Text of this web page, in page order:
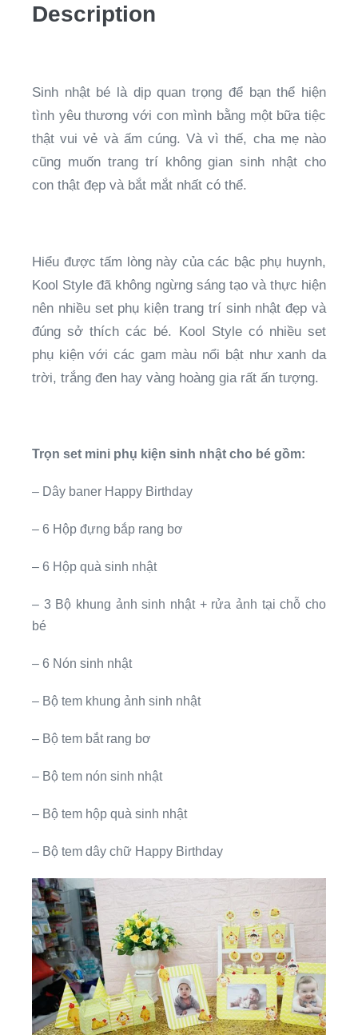
Description
Sinh nhật bé là dịp quan trọng để bạn thể hiện
tình yêu thương với con mình bằng một bữa tiệc
thật vui vẻ và ấm cúng. Và vì thế, cha mẹ nào
cũng muốn trang trí không gian sinh nhật cho
con thật đẹp và bắt mắt nhất có thể.
Hiểu được tấm lòng này của các bậc phụ huynh,
Kool Style đã không ngừng sáng tạo và thực hiện
nên nhiều set phụ kiện trang trí sinh nhật đẹp và
đúng sở thích các bé. Kool Style có nhiều set
phụ kiện với các gam màu nổi bật như xanh da
trời, trắng đen hay vàng hoàng gia rất ấn tượng.
Trọn set mini phụ kiện sinh nhật cho bé gồm:
– Dây baner Happy Birthday
– 6 Hộp đựng bắp rang bơ
– 6 Hộp quà sinh nhật
– 3 Bộ khung ảnh sinh nhật + rửa ảnh tại chỗ cho
bé
– 6 Nón sinh nhật
– Bộ tem khung ảnh sinh nhật
– Bộ tem bắt rang bơ
– Bộ tem nón sinh nhật
– Bộ tem hộp quà sinh nhật
– Bộ tem dây chữ Happy Birthday